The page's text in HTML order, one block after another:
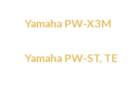
Yamaha PW-X3M
Yamaha PW-ST, TE